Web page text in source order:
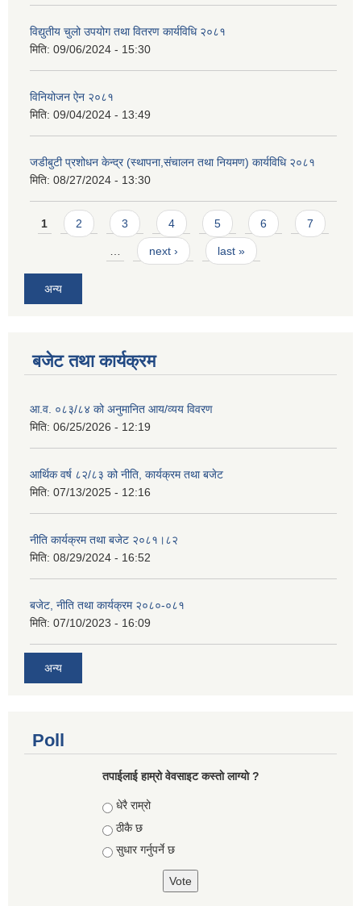
विद्युतीय चुलो उपयोग तथा वितरण कार्यविधि २०८१
मिति: 09/06/2024 - 15:30
विनियोजन ऐन २०८१
मिति: 09/04/2024 - 13:49
जडीबुटी प्रशोधन केन्द्र (स्थापना,संचालन तथा नियमण) कार्यविधि २०८१
मिति: 08/27/2024 - 13:30
Pages
1 2 3 4 5 6 7
… next › last »
अन्य
बजेट तथा कार्यक्रम
आ.व. ०८३/८४ को अनुमानित आय/व्यय विवरण
मिति: 06/25/2026 - 12:19
आर्थिक वर्ष ८२/८३ को नीति, कार्यक्रम तथा बजेट
मिति: 07/13/2025 - 12:16
नीति कार्यक्रम तथा बजेट २०८१।८२
मिति: 08/29/2024 - 16:52
बजेट, नीति तथा कार्यक्रम २०८०-०८१
मिति: 07/10/2023 - 16:09
अन्य
Poll
तपाईलाई हाम्रो वेवसाइट कस्ताे लाग्याे ?
Choices
धेरै राम्रो
ठीकै छ
सुधार गर्नुपर्ने छ